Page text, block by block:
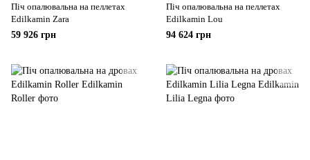
Піч опалювальна на пеллетах
Edilkamin Zara
59 926 грн
Піч опалювальна на пеллетах
Edilkamin Lou
94 624 грн